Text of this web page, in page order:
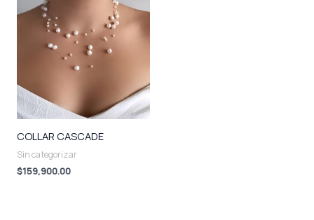
COLLAR CASCADE
Sin categorizar
$159,900.00